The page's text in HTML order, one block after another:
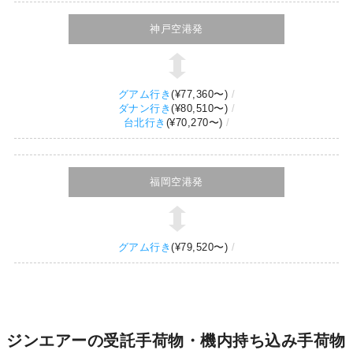
神戸空港発
グアム行き(¥77,360〜)
ダナン行き(¥80,510〜)
台北行き (¥70,270〜)
福岡空港発
グアム行き(¥79,520〜)
ジンエアーの受託手荷物・機内持ち込み手荷物